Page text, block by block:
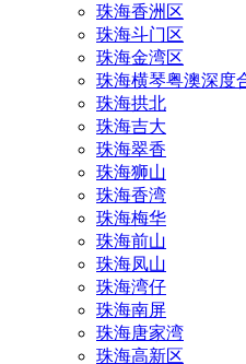
珠海香洲区
珠海斗门区
珠海金湾区
珠海横琴粤澳深度
珠海拱北
珠海吉大
珠海翠香
珠海狮山
珠海香湾
珠海梅华
珠海前山
珠海凤山
珠海湾仔
珠海南屏
珠海唐家湾
珠海高新区